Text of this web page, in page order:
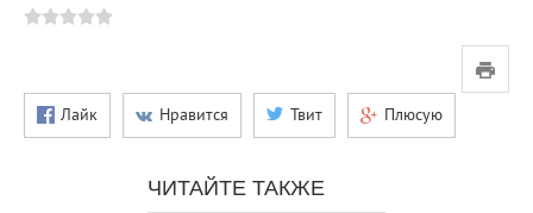
Лайк Нравится Твит Плюсую
ЧИТАЙТЕ ТАКЖЕ